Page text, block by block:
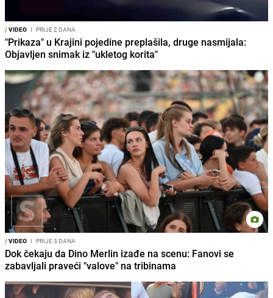
/VIDEO I PRIJE 2 DANA
"Prikaza" u Krajini pojedine preplašila, druge nasmijala:
Objavljen snimak iz "ukletog korita"
/VIDEO I PRIJE 3 DANA
Dok čekaju da Dino Merlin izađe na scenu: Fanovi se
zabavljali praveći "valove" na tribinama